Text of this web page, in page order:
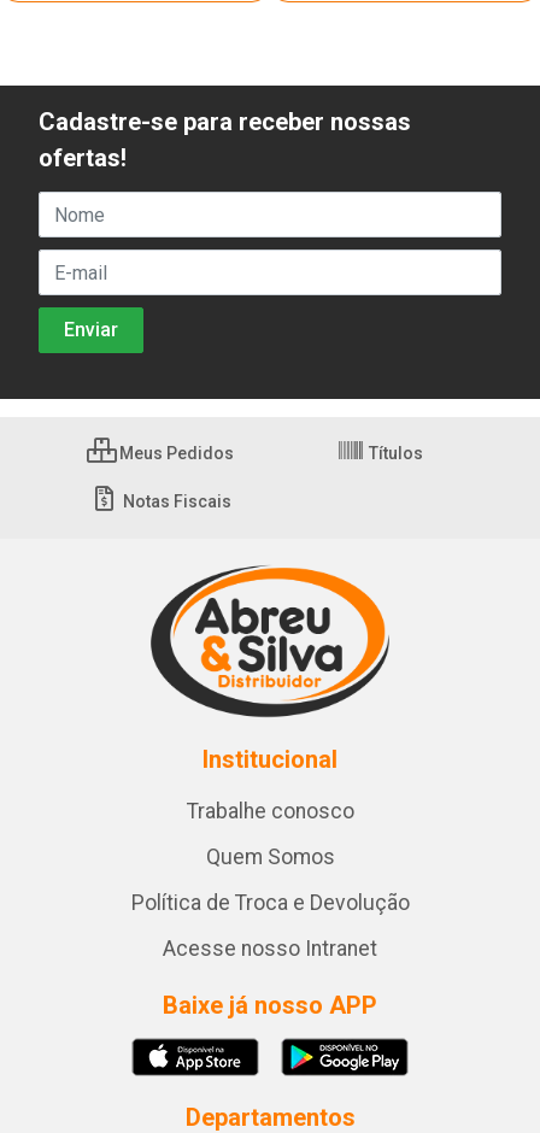
Cadastre-se para receber nossas
ofertas!
Meus Pedidos Títulos
Notas Fiscais
Institucional
Trabalhe conosco
Quem Somos
Política de Troca e Devolução
Acesse nosso Intranet
Baixe já nosso APP
Departamentos